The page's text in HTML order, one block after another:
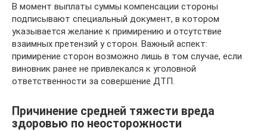
В момент выплаты суммы компенсации стороны
подписывают специальный документ, в котором
указывается желание к примирению и отсутствие
взаимных претензий у сторон. Важный аспект:
примирение сторон возможно лишь в том случае, если
виновник ранее не привлекался к уголовной
ответственности за совершение ДТП.
Причинение средней тяжести вреда
здоровью по неосторожности